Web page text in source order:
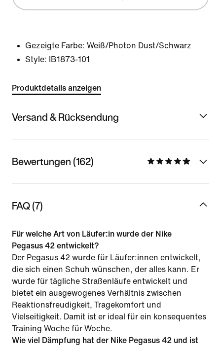
Gezeigte Farbe: Weiß/Photon Dust/Schwarz
Style:
IB1873-101
Produktdetails anzeigen
Versand & Rücksendung
Bewertungen (162)
FAQ (7)
Für welche Art von Läufer:in wurde der Nike
Pegasus 42 entwickelt?
Der Pegasus 42 wurde für Läufer:innen entwickelt,
die sich einen Schuh wünschen, der alles kann. Er
wurde für tägliche Straßenläufe entwickelt und
bietet ein ausgewogenes Verhältnis zwischen
Reaktionsfreudigkeit, Tragekomfort und
Vielseitigkeit. Damit ist er ideal für ein konsequentes
Training Woche für Woche.
Wie viel Dämpfung hat der Nike Pegasus 42 und ist